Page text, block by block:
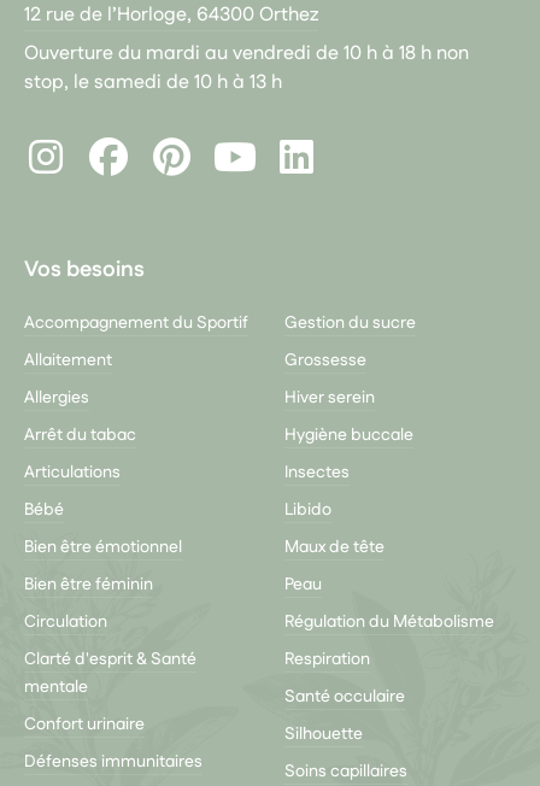
12 rue de l’Horloge, 64300 Orthez
Ouverture du mardi au vendredi de 10 h à 18 h non
stop, le samedi de 10 h à 13 h
InstagramFacebookPinterest
LinkedIn
Vos besoins
Accompagnement du Sportif
Allaitement
Allergies
Arrêt du tabac
Articulations
Bébé
Bien être émotionnel
Bien être féminin
Circulation
Clarté d'esprit & Santé
mentale
Confort urinaire
Défenses immunitaires
Gestion du sucre
Grossesse
Hiver serein
Hygiène buccale
Insectes
Libido
Maux de tête
Peau
Régulation du Métabolisme
Respiration
Santé occulaire
Silhouette
Soins capillaires